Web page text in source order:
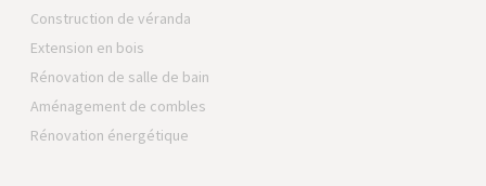
Construction de véranda
Extension en bois
Rénovation de salle de bain
Aménagement de combles
Rénovation énergétique